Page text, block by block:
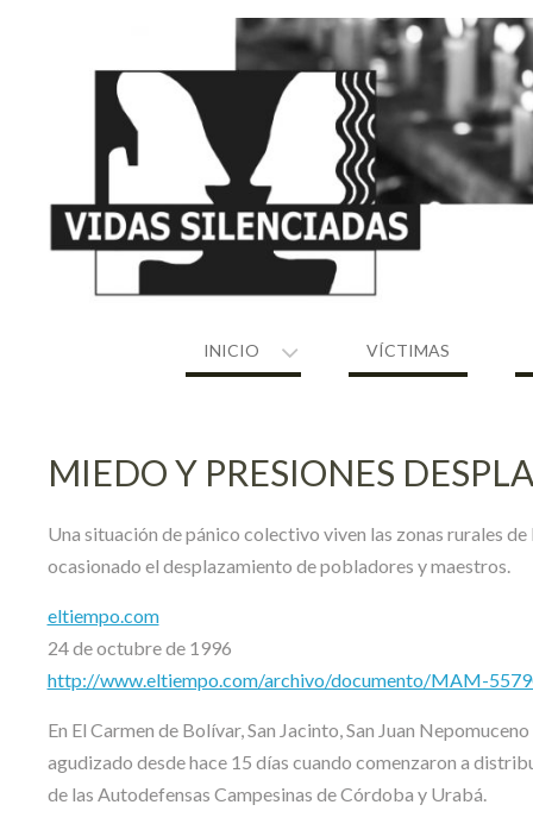
INICIO VÍCTIMAS
MIEDO Y PRESIONES
Una situación de pánico colectivo viven las zonas rurales
ocasionado el desplazamiento de pobladores y maestros.
eltiempo.com
24 de octubre de 1996
http://www.eltiempo.com/archivo/documento/MAM-
En El Carmen de Bolívar, San Jacinto, San Juan
agudizado desde hace 15 días cuando comenzaron a
de las Autodefensas Campesinas de Córdoba y Urabá.